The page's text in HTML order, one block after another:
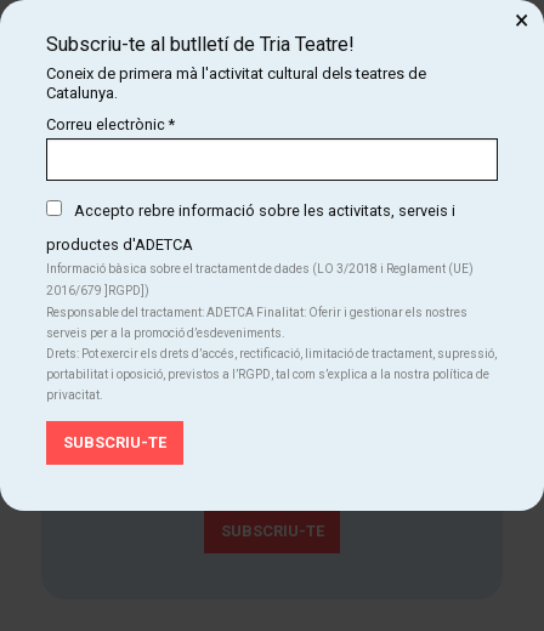
04
des
18:00 h
Des de
a triateatre.cat
Subscriu-te al butlletí de Tria Teatre!
Coneix de primera mà l'activitat cultural dels teatres
SUBSCRIU-TE
Subscriu-te al butlletí de Tria Teatre!
Coneix de primera mà l'activitat cultural dels teatres de
Catalunya.
Correu electrònic*
Accepto rebre informació sobre les activitats, serveis i
productes d'ADETCA
Informació bàsica sobre el tractament de dades (LO 3/2018 i Reglament (UE)
2016/679 ]RGPD])
Responsable del tractament: ADETCA Finalitat: Oferir i gestionar els nostres
serveis per a la promoció d’esdeveniments.
Drets: Pot exercir els drets d’accés, rectificació, limitació de tractament, supressió,
portabilitat i oposició, previstos a l’RGPD, tal com s’explica a la nostra política de
privacitat.
×